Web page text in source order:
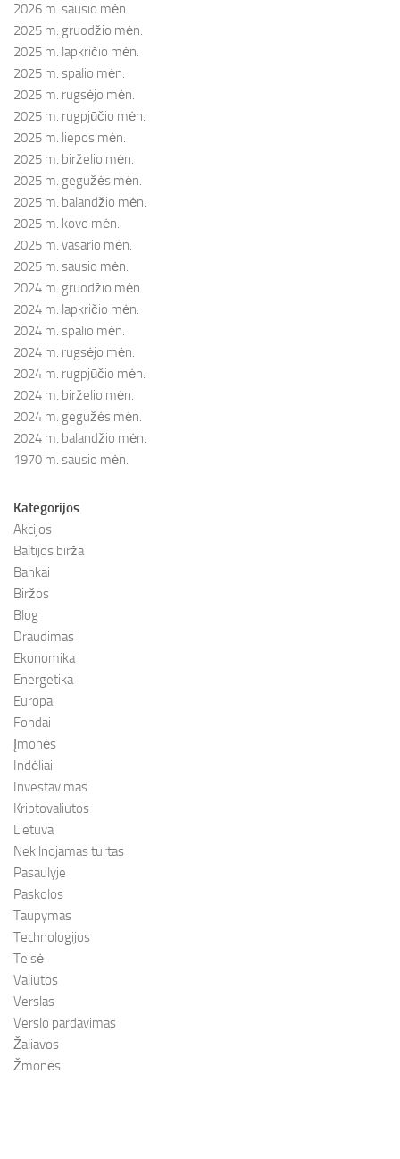
2026 m. sausio mėn.
2025 m. gruodžio mėn.
2025 m. lapkričio mėn.
2025 m. spalio mėn.
2025 m. rugsėjo mėn.
2025 m. rugpjūčio mėn.
2025 m. liepos mėn.
2025 m. birželio mėn.
2025 m. gegužės mėn.
2025 m. balandžio mėn.
2025 m. kovo mėn.
2025 m. vasario mėn.
2025 m. sausio mėn.
2024 m. gruodžio mėn.
2024 m. lapkričio mėn.
2024 m. spalio mėn.
2024 m. rugsėjo mėn.
2024 m. rugpjūčio mėn.
2024 m. birželio mėn.
2024 m. gegužės mėn.
2024 m. balandžio mėn.
1970 m. sausio mėn.
Kategorijos
Akcijos
Baltijos birža
Bankai
Biržos
Blog
Draudimas
Ekonomika
Energetika
Europa
Fondai
Įmonės
Indėliai
Investavimas
Kriptovaliutos
Lietuva
Nekilnojamas turtas
Pasaulyje
Paskolos
Taupymas
Technologijos
Teisė
Valiutos
Verslas
Verslo pardavimas
Žaliavos
Žmonės